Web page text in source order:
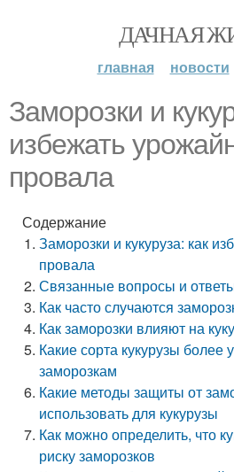
ДАЧНАЯ
главная новости
Заморозки и
избежать
провала
Содержание
Заморозки и кукуруза: как
провала
Связанные вопросы и
Как часто случаются
Как заморозки влияют на
Какие сорта кукурузы более
заморозкам
Какие методы защиты от
использовать для кукурузы
Как можно определить, что
риску заморозков